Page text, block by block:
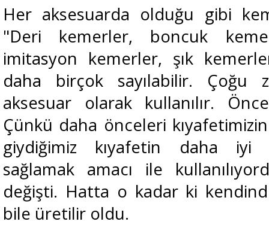
Her aksesuarda olduğu gibi
"Deri kemerler, boncuk
imitasyon kemerler, şık
daha birçok sayılabilir. Çoğu
aksesuar olarak kullanılır.
Çünkü daha önceleri kıyafetimizin
giydiğimiz kıyafetin daha iyi
sağlamak amacı ile
değişti. Hatta o kadar ki
bile üretilir oldu.